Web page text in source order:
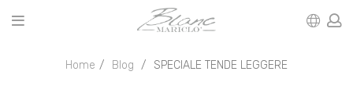
Home Blog SPECIALE TENDE LEGGERE